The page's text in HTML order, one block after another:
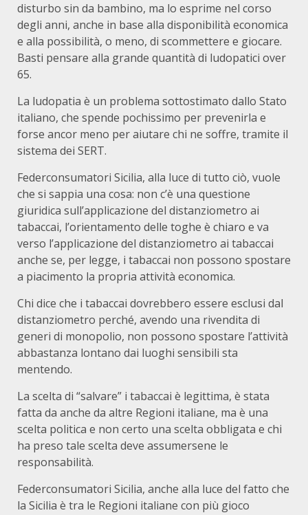
disturbo sin da bambino, ma lo esprime nel corso
degli anni, anche in base alla disponibilità economica
e alla possibilità, o meno, di scommettere e giocare.
Basti pensare alla grande quantità di ludopatici over
65.
La ludopatia è un problema sottostimato dallo Stato
italiano, che spende pochissimo per prevenirla e
forse ancor meno per aiutare chi ne soffre, tramite il
sistema dei SERT.
Federconsumatori Sicilia, alla luce di tutto ciò, vuole
che si sappia una cosa: non c’è una questione
giuridica sull’applicazione del distanziometro ai
tabaccai, l’orientamento delle toghe è chiaro e va
verso l’applicazione del distanziometro ai tabaccai
anche se, per legge, i tabaccai non possono spostare
a piacimento la propria attività economica.
Chi dice che i tabaccai dovrebbero essere esclusi dal
distanziometro perché, avendo una rivendita di
generi di monopolio, non possono spostare l’attività
abbastanza lontano dai luoghi sensibili sta
mentendo.
La scelta di “salvare” i tabaccai è legittima, è stata
fatta da anche da altre Regioni italiane, ma è una
scelta politica e non certo una scelta obbligata e chi
ha preso tale scelta deve assumersene le
responsabilità.
Federconsumatori Sicilia, anche alla luce del fatto che
la Sicilia è tra le Regioni italiane con più gioco